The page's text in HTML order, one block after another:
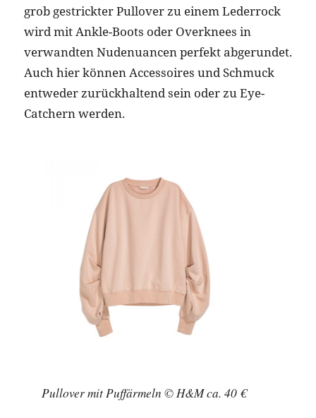
grob gestrickter Pullover zu einem Lederrock
wird mit Ankle-Boots oder Overknees in
verwandten Nudenuancen perfekt abgerundet.
Auch hier können Accessoires und Schmuck
entweder zurückhaltend sein oder zu Eye-
Catchern werden.
Pullover mit Puffärmeln © H&M ca. 40 €